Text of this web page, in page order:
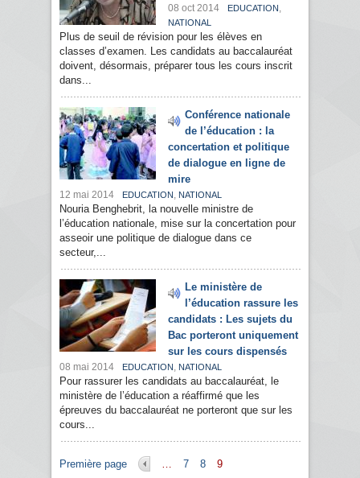
08 oct 2014 EDUCATION ,
NATIONAL
Plus de seuil de révision pour les élèves en
classes d’examen. Les candidats au baccalauréat
doivent, désormais, préparer tous les cours inscrit
dans...
Conférence nationale
de l’éducation : la
concertation et politique
de dialogue en ligne de
mire
12 mai 2014 EDUCATION , NATIONAL
Nouria Benghebrit, la nouvelle ministre de
l’éducation nationale, mise sur la concertation pour
asseoir une politique de dialogue dans ce
secteur,...
Le ministère de
l’éducation rassure les
candidats : Les sujets du
Bac porteront uniquement
sur les cours dispensés
08 mai 2014 EDUCATION , NATIONAL
Pour rassurer les candidats au baccalauréat, le
ministère de l’éducation a réaffirmé que les
épreuves du baccalauréat ne porteront que sur les
cours...
Pages
Première page … 7 8 9